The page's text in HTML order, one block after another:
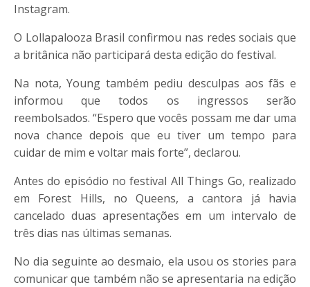
Instagram.
O Lollapalooza Brasil confirmou nas redes sociais que
a britânica não participará desta edição do festival.
Na nota, Young também pediu desculpas aos fãs e
informou que todos os ingressos serão
reembolsados. “Espero que vocês possam me dar uma
nova chance depois que eu tiver um tempo para
cuidar de mim e voltar mais forte”, declarou.
Antes do episódio no festival All Things Go, realizado
em Forest Hills, no Queens, a cantora já havia
cancelado duas apresentações em um intervalo de
três dias nas últimas semanas.
No dia seguinte ao desmaio, ela usou os stories para
comunicar que também não se apresentaria na edição